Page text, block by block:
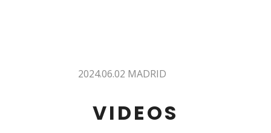
2024.06.02 MADRID
VIDEOS